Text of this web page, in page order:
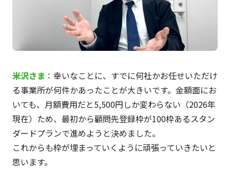
米沢さま ： 幸いなことに、すでに何社かお任せいただけ
る事業所が何件かあったことが大きいです。金額面にお
いても、月額費用だと5,500円しか変わらない（2026年
現在）ため、最初から顧問先登録枠が100枠あるスタン
ダードプランで進めようと決めました。
これからも枠が埋まっていくように頑張っていきたいと
思います。